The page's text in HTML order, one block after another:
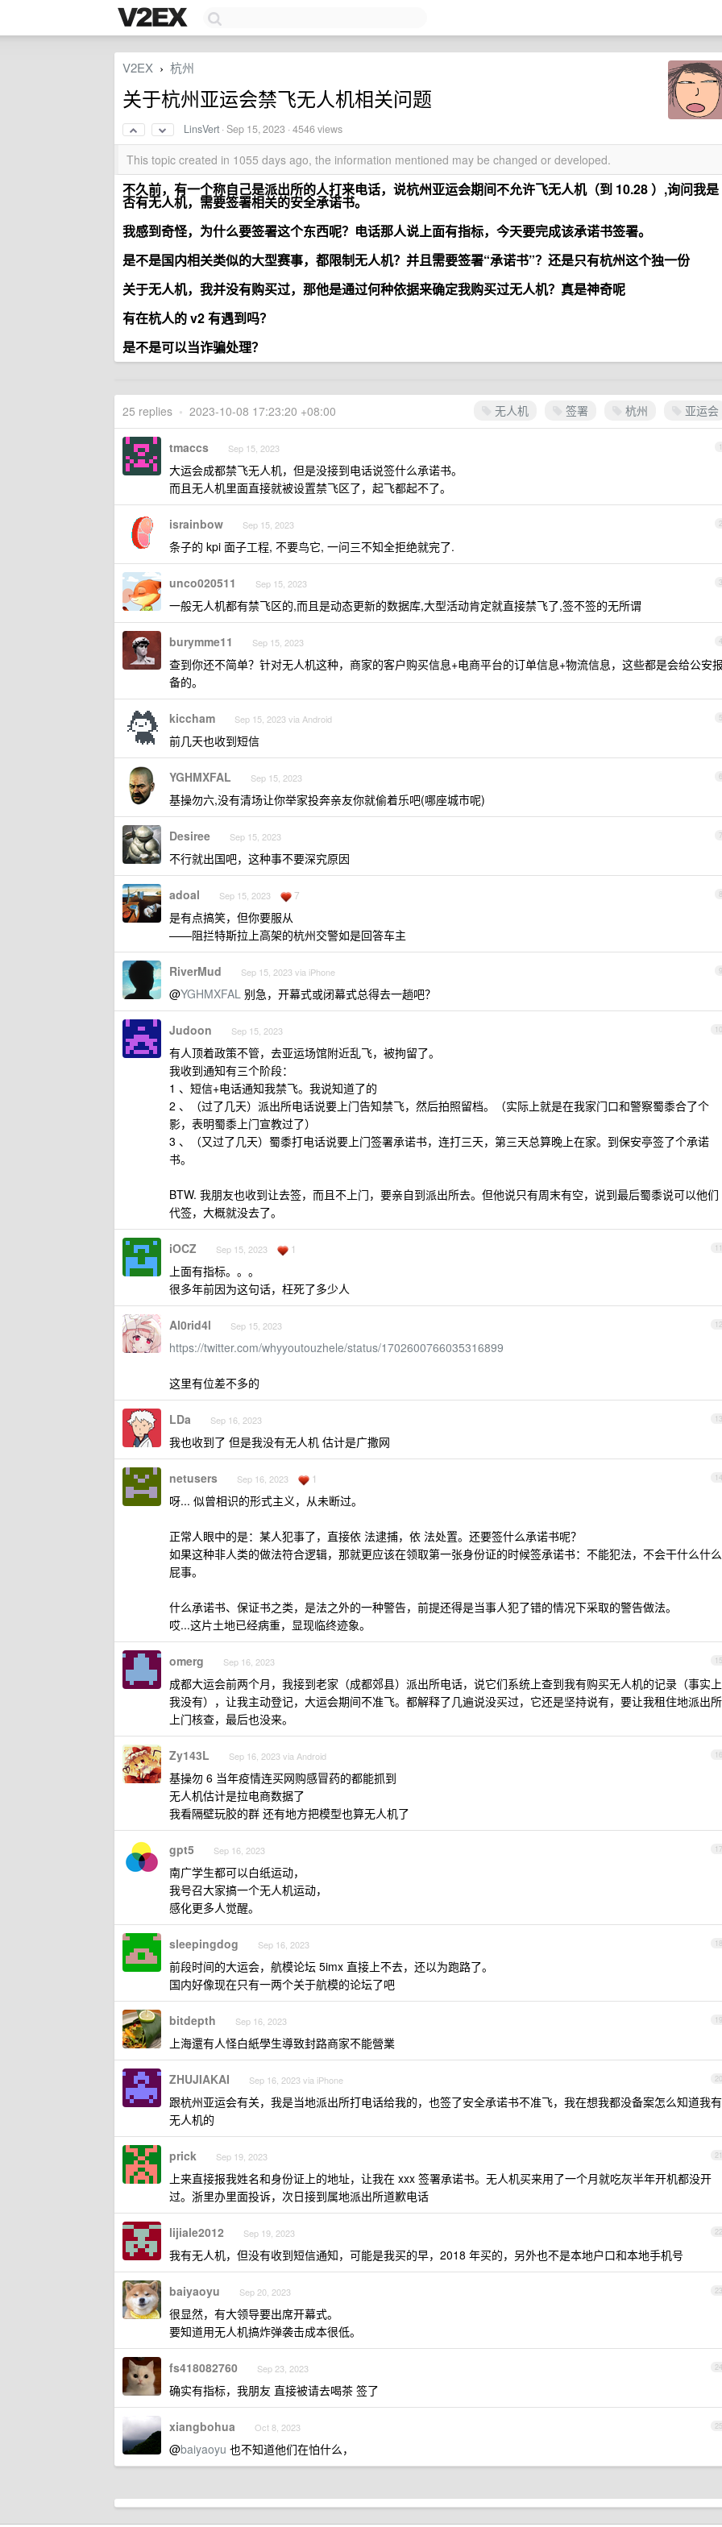
V2EX › 杭州
关于杭州亚运会禁飞无人机相关问题
LinsVert ·Sep 15, 2023 · 4546 views
This topic created in 1055 days ago, the information mentioned may be changed or developed.
不久前，有一个称自己是派出所的人打来电话，说杭州亚运会期间不允许飞无人机（到 10.28 ）,询问我是
否有无人机，需要签署相关的安全承诺书。
我感到奇怪，为什么要签署这个东西呢？电话那人说上面有指标，今天要完成该承诺书签署。
是不是国内相关类似的大型赛事，都限制无人机？并且需要签署“承诺书”？还是只有杭州这个独一份
关于无人机，我并没有购买过，那他是通过何种依据来确定我购买过无人机？真是神奇呢
有在杭人的 v2 有遇到吗？
是不是可以当诈骗处理？
无人机 签署 杭州 亚运会
25 replies • 2023-10-08 17:23:20 +08:00
1
tmaccs Sep 15, 2023
大运会成都禁飞无人机，但是没接到电话说签什么承诺书。
而且无人机里面直接就被设置禁飞区了，起飞都起不了。
2
israinbow Sep 15, 2023
条子的 kpi 面子工程, 不要鸟它, 一问三不知全拒绝就完了.
3
unco020511 Sep 15, 2023
一般无人机都有禁飞区的,而且是动态更新的数据库,大型活动肯定就直接禁飞了,签不签的无所谓
4
burymme11 Sep 15, 2023
查到你还不简单？针对无人机这种，商家的客户购买信息+电商平台的订单信息+物流信息，这些都是会给公安报
备的。
5
kiccham Sep 15, 2023 via Android
前几天也收到短信
6
YGHMXFAL Sep 15, 2023
基操勿六,没有清场让你举家投奔亲友你就偷着乐吧(哪座城市呢)
7
Desiree Sep 15, 2023
不行就出国吧，这种事不要深究原因
8
adoal Sep 15, 2023 7
是有点搞笑，但你要服从
——阻拦特斯拉上高架的杭州交警如是回答车主
9
RiverMud Sep 15, 2023 via iPhone
@YGHMXFAL 别急，开幕式或闭幕式总得去一趟吧？
10
Judoon Sep 15, 2023
有人顶着政策不管，去亚运场馆附近乱飞，被拘留了。
我收到通知有三个阶段：
1 、短信+电话通知我禁飞。我说知道了的
2 、（过了几天）派出所电话说要上门告知禁飞，然后拍照留档。（实际上就是在我家门口和警察蜀黍合了个
影，表明蜀黍上门宣教过了）
3 、（又过了几天）蜀黍打电话说要上门签署承诺书，连打三天，第三天总算晚上在家。到保安亭签了个承诺
书。
BTW. 我朋友也收到让去签，而且不上门，要亲自到派出所去。但他说只有周末有空，说到最后蜀黍说可以他们
代签，大概就没去了。
11
iOCZ Sep 15, 2023 1
上面有指标。。。
很多年前因为这句话，枉死了多少人
12
Al0rid4l Sep 15, 2023
https://twitter.com/whyyoutouzhele/status/1702600766035316899
这里有位差不多的
13
LDa Sep 16, 2023
我也收到了 但是我没有无人机 估计是广撒网
14
netusers Sep 16, 2023 1
呀... 似曾相识的形式主义，从未断过。
正常人眼中的是：某人犯事了，直接依 法逮捕，依 法处置。还要签什么承诺书呢？
如果这种非人类的做法符合逻辑，那就更应该在领取第一张身份证的时候签承诺书：不能犯法，不会干什么什么
屁事。
什么承诺书、保证书之类，是法之外的一种警告，前提还得是当事人犯了错的情况下采取的警告做法。
哎...这片土地已经病重，显现临终迹象。
15
omerg Sep 16, 2023
成都大运会前两个月，我接到老家（成都郊县）派出所电话，说它们系统上查到我有购买无人机的记录（事实上
我没有），让我主动登记，大运会期间不准飞。都解释了几遍说没买过，它还是坚持说有，要让我租住地派出所
上门核查，最后也没来。
16
Zy143L Sep 16, 2023 via Android
基操勿 6 当年疫情连买网购感冒药的都能抓到
无人机估计是拉电商数据了
我看隔壁玩胶的群 还有地方把模型也算无人机了
17
gpt5 Sep 16, 2023
南广学生都可以白纸运动，
我号召大家搞一个无人机运动，
感化更多人觉醒。
18
sleepingdog Sep 16, 2023
前段时间的大运会，航模论坛 5imx 直接上不去，还以为跑路了。
国内好像现在只有一两个关于航模的论坛了吧
19
bitdepth Sep 16, 2023
上海還有人怪白紙學生導致封路商家不能營業
20
ZHUJIAKAI Sep 16, 2023 via iPhone
跟杭州亚运会有关，我是当地派出所打电话给我的，也签了安全承诺书不准飞，我在想我都没备案怎么知道我有
无人机的
21
prick Sep 19, 2023
上来直接报我姓名和身份证上的地址，让我在 xxx 签署承诺书。无人机买来用了一个月就吃灰半年开机都没开
过。浙里办里面投诉，次日接到属地派出所道歉电话
22
lijiale2012 Sep 19, 2023
我有无人机，但没有收到短信通知，可能是我买的早，2018 年买的，另外也不是本地户口和本地手机号
23
baiyaoyu Sep 20, 2023
很显然，有大领导要出席开幕式。
要知道用无人机搞炸弹袭击成本很低。
24
fs418082760 Sep 23, 2023
确实有指标，我朋友 直接被请去喝茶 签了
25
xiangbohua Oct 8, 2023
@baiyaoyu 也不知道他们在怕什么，